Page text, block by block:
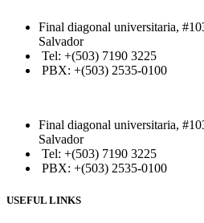
Final diagonal universitaria,
Salvador
Tel: +(503) 7190 3225
PBX: +(503) 2535-0100
Final diagonal universitaria,
Salvador
Tel: +(503) 7190 3225
PBX: +(503) 2535-0100
USEFUL LINKS